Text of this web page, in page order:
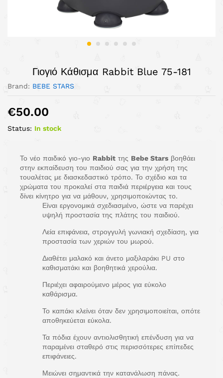
Γιογιό Κάθισμα Rabbit Blue 75-181
Brand: BEBE STARS
€50.00
Status: In stock
Το νέο παιδικό γιο-γιο Rabbit της Bebe Stars βοηθάει
στην εκπαίδευση του παιδιού σας για την χρήση της
τουαλέτας με διασκεδαστικό τρόπο. Το σχέδιο και τα
χρώματα του προκαλεί στα παιδιά περιέργεια και τους
δίνει κίνητρο για να μάθουν, χρησιμοποιώντας το.
Είναι εργονομικά σχεδιασμένο, ώστε να παρέχει
υψηλή προστασία της πλάτης του παιδιού.
Λεία επιφάνεια, στρογγυλή γωνιακή σχεδίαση, για
προστασία των χεριών του μωρού.
Διαθέτει μαλακό και άνετο μαξιλαράκι PU στο
καθισματάκι και βοηθητικά χερούλια.
Περιέχει αφαιρούμενο μέρος για εύκολο
καθάρισμα.
Το καπάκι κλείνει όταν δεν χρησιμοποιείται, οπότε
αποθηκεύεται εύκολα.
Τα πόδια έχουν αντιολισθητική επένδυση για να
παραμένει σταθερό στις περισσότερες επίπεδες
επιφάνειες.
Μειώνει σημαντικά την κατανάλωση πάνας.